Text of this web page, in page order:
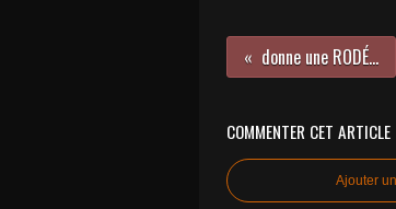
donne une RODÉO TEILHOL
COMMENTER CET ARTICLE
Ajouter